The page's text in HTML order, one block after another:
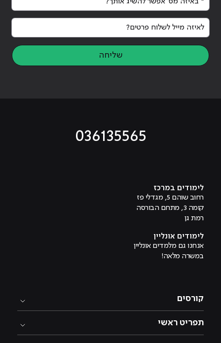
לאיזה מייל לשלוח פרטים?
שליחה
036135565
לימודים במרכז
רחוב שוהם 5, מגדלי פז
קומה 3, מתחם הבורסה
רמת גן
לימודים אונליין
אנחנו גם מלמדים אונליין
במשרה מלאה!
קורסים
תפריט ראשי